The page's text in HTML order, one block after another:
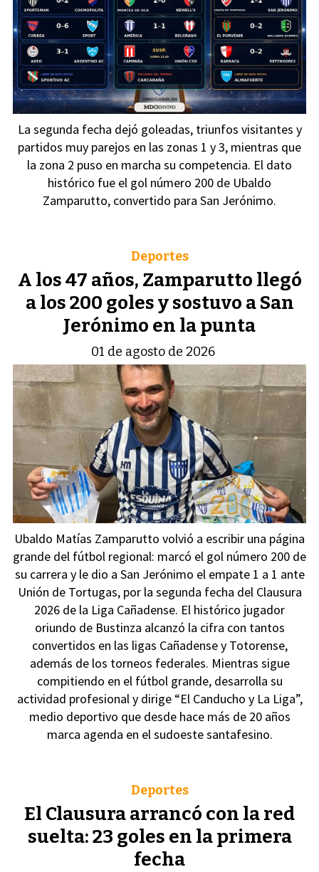
La segunda fecha dejó goleadas, triunfos visitantes y
partidos muy parejos en las zonas 1 y 3, mientras que
la zona 2 puso en marcha su competencia. El dato
histórico fue el gol número 200 de Ubaldo
Zamparutto, convertido para San Jerónimo.
A los 47 años, Zamparutto llegó
a los 200 goles y sostuvo a San
Jerónimo en la punta
Deportes
01 de agosto de 2026
Ubaldo Matías Zamparutto volvió a escribir una página
grande del fútbol regional: marcó el gol número 200 de
su carrera y le dio a San Jerónimo el empate 1 a 1 ante
Unión de Tortugas, por la segunda fecha del Clausura
2026 de la Liga Cañadense. El histórico jugador
oriundo de Bustinza alcanzó la cifra con tantos
convertidos en las ligas Cañadense y Totorense,
además de los torneos federales. Mientras sigue
compitiendo en el fútbol grande, desarrolla su
actividad profesional y dirige “El Canducho y La Liga”,
medio deportivo que desde hace más de 20 años
marca agenda en el sudoeste santafesino.
El Clausura arrancó con la red
suelta: 23 goles en la primera
fecha
Deportes